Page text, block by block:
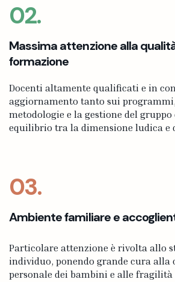
02.
Massima attenzione alla
formazione
Docenti altamente qualificati e in
aggiornamento tanto sui
metodologie e la gestione del
equilibrio tra la dimensione ludica e
03.
Ambiente familiare e
Particolare attenzione è rivolta allo
individuo, ponendo grande cura alla
personale dei bambini e alle